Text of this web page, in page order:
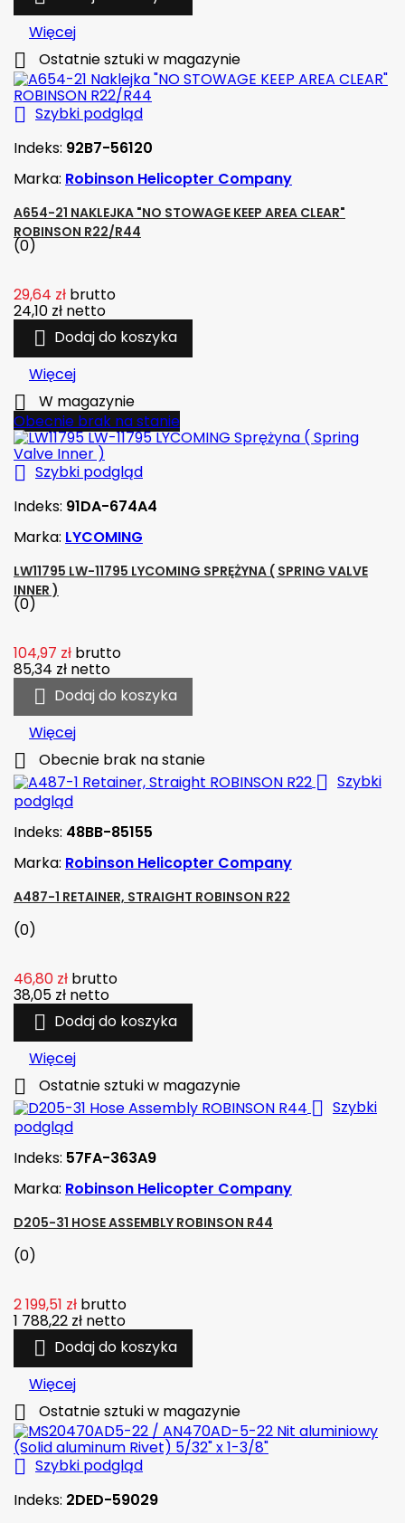
Więcej
 Ostatnie sztuki w magazynie
 Szybki podgląd
Indeks: 92B7-56120
Marka: Robinson Helicopter Company
A654-21 NAKLEJKA "NO STOWAGE KEEP AREA CLEAR"
ROBINSON R22/R44
(0)
29,64 zł brutto
24,10 zł netto
 Dodaj do koszyka
Więcej

W magazynie
Obecnie brak na stanie
 Szybki podgląd
Indeks: 91DA-674A4
Marka: LYCOMING
LW11795 LW-11795 LYCOMING SPRĘŻYNA ( SPRING VALVE
INNER )
(0)
104,97 zł brutto
85,34 zł netto
 Dodaj do koszyka
Więcej
 Obecnie brak na stanie
 Szybki
podgląd
Indeks: 48BB-85155
Marka: Robinson Helicopter Company
A487-1 RETAINER, STRAIGHT ROBINSON R22
(0)
46,80 zł brutto
38,05 zł netto
 Dodaj do koszyka
Więcej
 Ostatnie sztuki w magazynie
 Szybki
podgląd
Indeks: 57FA-363A9
Marka: Robinson Helicopter Company
D205-31 HOSE ASSEMBLY ROBINSON R44
(0)
2 199,51 zł brutto
1 788,22 zł netto
 Dodaj do koszyka
Więcej
 Ostatnie sztuki w magazynie
 Szybki podgląd
Indeks: 2DED-59029